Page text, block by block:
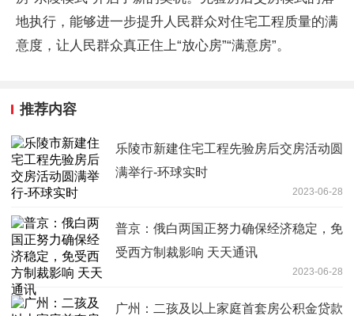
地执行，能够进一步提升人民群众对住宅工程质量的满
意度，让人民群众真正住上“放心房”“满意房”。
推荐内容
乐陵市新建住宅工程先验房后交房活动圆
满举行-环球实时
2023-06-28
普京：俄白两国正努力确保经济稳定，免
受西方制裁影响 天天通讯
2023-06-28
广州：二孩及以上家庭首套房公积金贷款